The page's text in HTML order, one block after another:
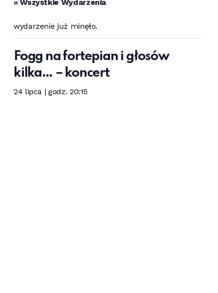
« Wszystkie Wydarzenia
wydarzenie już minęło.
Fogg na fortepian i głosów
kilka… – koncert
24 lipca | godz. 20:15